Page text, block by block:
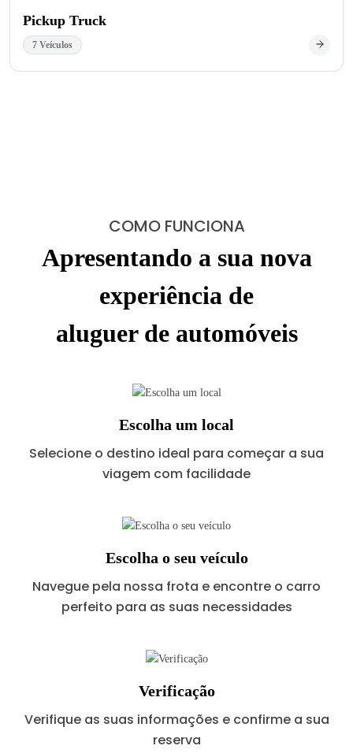
Pickup Truck
7 Veículos
COMO FUNCIONA
Apresentando a sua nova
experiência de
aluguer de automóveis
Escolha um local
Selecione o destino ideal para começar a sua
viagem com facilidade
Escolha o seu veículo
Navegue pela nossa frota e encontre o carro
perfeito para as suas necessidades
Verificação
Verifique as suas informações e confirme a sua
reserva